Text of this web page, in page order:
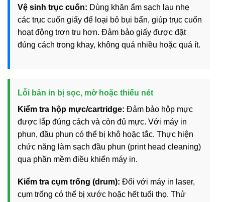
Vệ sinh trục cuốn: Dùng khăn ẩm sạch lau nhẹ
các trục cuốn giấy để loại bỏ bụi bẩn, giúp trục cuốn
hoạt động trơn tru hơn. Đảm bảo giấy được đặt
đúng cách trong khay, không quá nhiều hoặc quá ít.
Lỗi bản in bị sọc, mờ hoặc thiếu nét
Kiểm tra hộp mực/cartridge: Đảm bảo hộp mực
được lắp đúng cách và còn đủ mực. Với máy in
phun, đầu phun có thể bị khô hoặc tắc. Thực hiện
chức năng làm sạch đầu phun (print head cleaning)
qua phần mềm điều khiển máy in.
Kiểm tra cụm trống (drum): Đối với máy in laser,
cụm trống có thể bị xước hoặc hết tuổi thọ. Thử